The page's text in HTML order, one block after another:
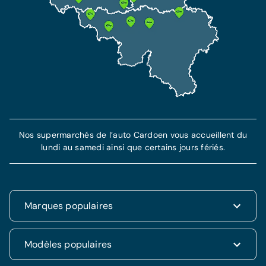
Assistance dépannage de 7 ans incluse
En savoir plus
Plus d'information
Marques populaires
Renault
Modèles populaires
Nos supermarchés de l’auto Cardoen vous accueillent du
lundi au samedi ainsi que certains jours fériés.